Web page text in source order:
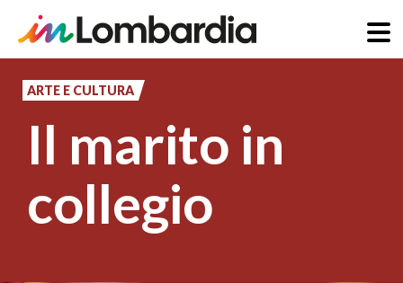
ARTE E CULTURA
Il marito in
collegio